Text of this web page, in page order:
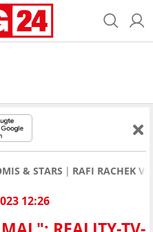
& STARS RAFI RACHEK
12:26